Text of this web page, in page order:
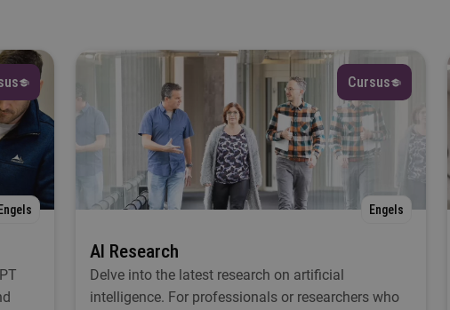
Type
Selecteer
Mijn vooropleiding
Ik wil iets met...
Engels
Cursus
Engels
AI Research
Delve into the latest research on artificial
intelligence. For professionals or researchers who